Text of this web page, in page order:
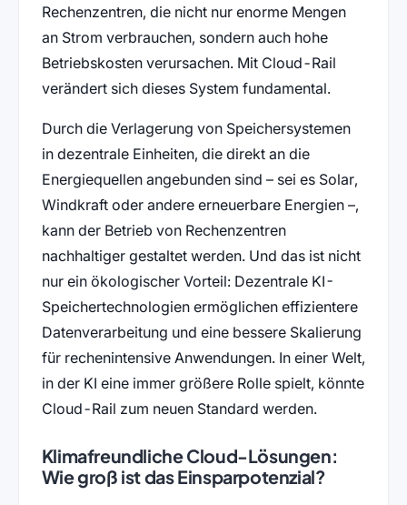
Rechenzentren, die nicht nur enorme Mengen
an Strom verbrauchen, sondern auch hohe
Betriebskosten verursachen. Mit Cloud-Rail
verändert sich dieses System fundamental.
Durch die Verlagerung von Speichersystemen
in dezentrale Einheiten, die direkt an die
Energiequellen angebunden sind – sei es Solar,
Windkraft oder andere erneuerbare Energien –,
kann der Betrieb von Rechenzentren
nachhaltiger gestaltet werden. Und das ist nicht
nur ein ökologischer Vorteil: Dezentrale KI-
Speichertechnologien ermöglichen effizientere
Datenverarbeitung und eine bessere Skalierung
für rechenintensive Anwendungen. In einer Welt,
in der KI eine immer größere Rolle spielt, könnte
Cloud-Rail zum neuen Standard werden.
Klimafreundliche Cloud-Lösungen:
Wie groß ist das Einsparpotenzial?